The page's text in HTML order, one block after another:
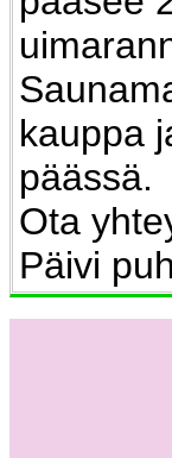
kauppa
päässä.
Ota
Päivi